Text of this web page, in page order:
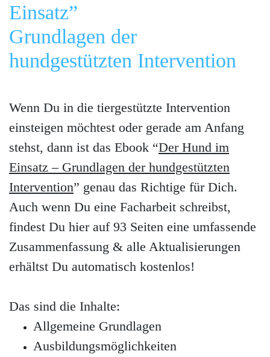
Einsatz”
Grundlagen der
hundgestützten Intervention
Wenn Du in die tiergestützte Intervention
einsteigen möchtest oder gerade am Anfang
stehst, dann ist das Ebook “Der Hund im
Einsatz – Grundlagen der hundgestützten
Intervention” genau das Richtige für Dich.
Auch wenn Du eine Facharbeit schreibst,
findest Du hier auf 93 Seiten eine umfassende
Zusammenfassung & alle Aktualisierungen
erhältst Du automatisch kostenlos!
Das sind die Inhalte:
Allgemeine Grundlagen
Ausbildungsmöglichkeiten